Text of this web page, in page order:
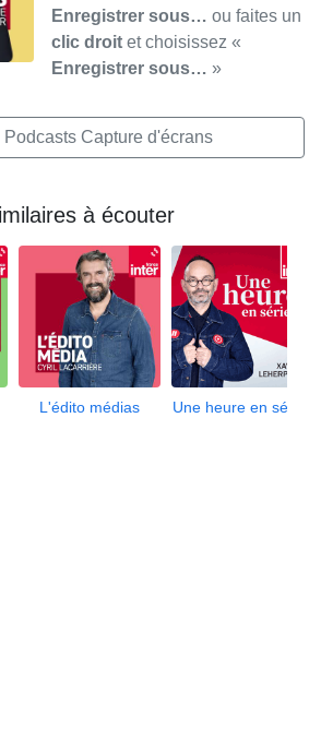
Enregistrer sous… ou faites un
clic droit et choisissez «
Enregistrer sous… »
Podcasts Capture d'écrans
à écouter
L'édito médias Une heure en séries